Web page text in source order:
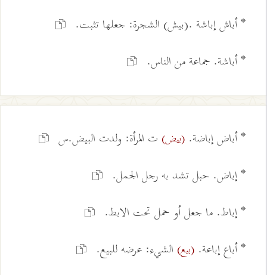
* أباش إباشة .(بيش) الشجرة: جعلها تثبت.
* أباشة. جماعة من الناس.
* أباض إباضة. (بيض) ت المرأة: ولدت البيض.س
* إباض. حبل تشد به رجل الجمل.
* إباط. ما جعل أو حمل تحت الابط.
* أباع إباعة. (بيع) الشيء: عرضه للبيع.